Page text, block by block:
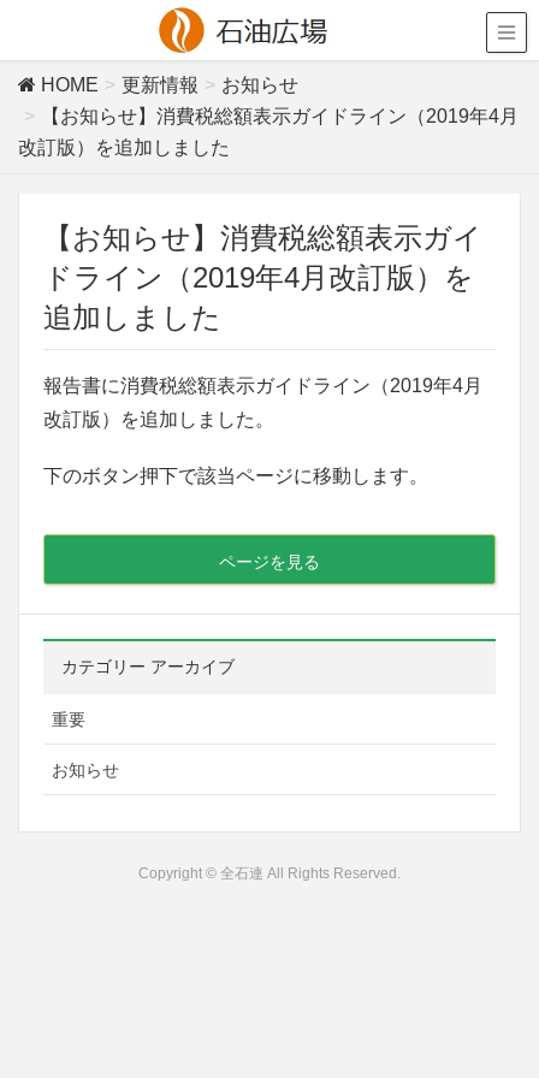
HOME 更新情報
お知らせ
【お知らせ】消費税総額表示ガイドライン（2019年4月
改訂版）を追加しました
【お知らせ】消費税総額表示ガイ
ドライン（2019年4月改訂版）を
追加しました
報告書に消費税総額表示ガイドライン（2019年4月
改訂版）を追加しました。
下のボタン押下で該当ページに移動します。
ページを見る
カテゴリー アーカイブ
重要
お知らせ
Copyright © 全石連 All Rights Reserved.